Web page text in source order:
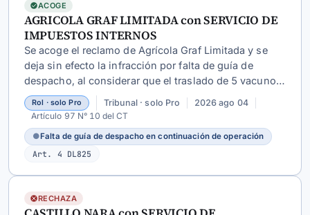
ACOGE
AGRICOLA GRAF LIMITADA con SERVICIO DE
IMPUESTOS INTERNOS
Se acoge el reclamo de Agrícola Graf Limitada y se
deja sin efecto la infracción por falta de guía de
despacho, al considerar que el traslado de 5 vacunos
era continuación de operación previamente
documentada y no una nueva operación
independiente.
Rol · solo Pro Tribunal · solo Pro
2026 ago 04
Artículo 97 N° 10 del CT
●Falta de guía de despacho en continuación de operación
Art. 4 DL825
RECHAZA